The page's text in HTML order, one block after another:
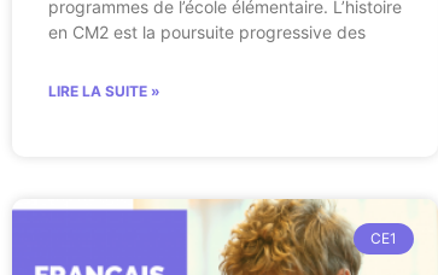
programmes de l’école élémentaire. L’histoire
en CM2 est la poursuite progressive des
LIRE LA SUITE »
CE1